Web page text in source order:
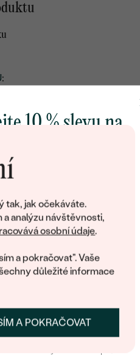
tak, jak očekáváte.
analýzu návštěvnosti,
osobní údaje.
a pokračovat". Vaše
důležité informace
A POKRAČOVAT
:
10 % slevu na
šperků Eppi.
na přivítání vám obratem
slevový kód na váš první
SE A ZÍSKAT SLEVU